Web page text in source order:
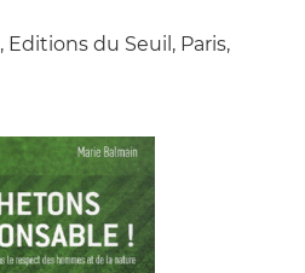
, Editions du Seuil, Paris,